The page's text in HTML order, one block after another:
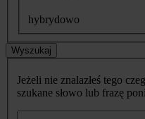
hybrydowo
Wyszukaj
Jeżeli nie znalazłeś tego
szukane słowo lub frazę